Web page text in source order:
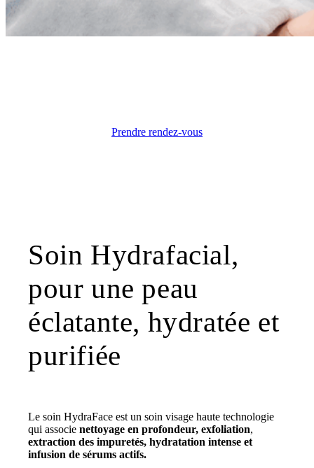
Prendre rendez-vous
Soin Hydrafacial,
pour une peau
éclatante, hydratée et
purifiée
Le soin HydraFace est un soin visage haute technologie
qui associe nettoyage en profondeur, exfoliation,
extraction des impuretés, hydratation intense et
infusion de sérums actifs.